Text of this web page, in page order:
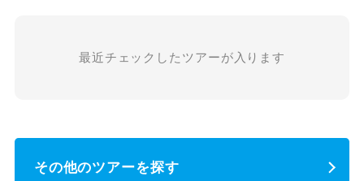
最近チェックしたツアーが入ります
その他のツアーを探す